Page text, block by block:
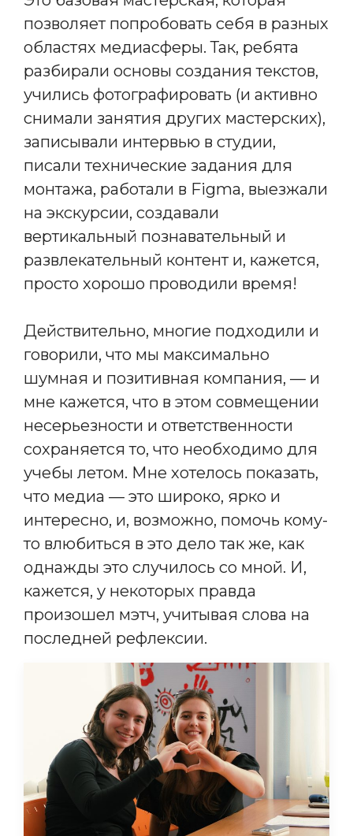
позволяет попробовать себя в разных
областях медиасферы. Так, ребята
разбирали основы создания текстов,
учились фотографировать (и активно
снимали занятия других мастерских),
записывали интервью в студии,
писали технические задания для
монтажа, работали в Figma, выезжали
на экскурсии, создавали
вертикальный познавательный и
развлекательный контент и, кажется,
просто хорошо проводили время!
Действительно, многие подходили и
говорили, что мы максимально
шумная и позитивная компания, — и
мне кажется, что в этом совмещении
несерьезности и ответственности
сохраняется то, что необходимо для
учебы летом. Мне хотелось показать,
что медиа — это широко, ярко и
интересно, и, возможно, помочь кому-
то влюбиться в это дело так же, как
однажды это случилось со мной. И,
кажется, у некоторых правда
произошел мэтч, учитывая слова на
последней рефлексии.